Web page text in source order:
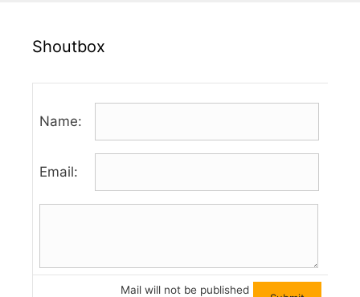
Shoutbox
Name:
Email:
Mail will not be published